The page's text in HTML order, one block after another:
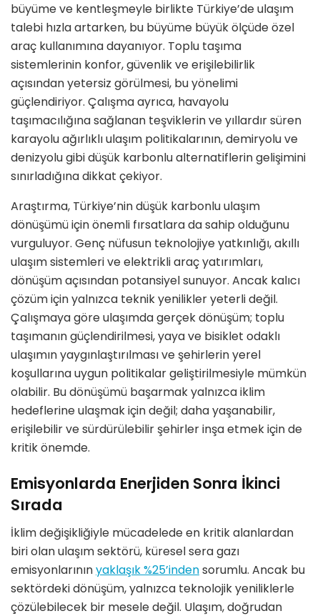
büyüme ve kentleşmeyle birlikte Türkiye’de ulaşım
talebi hızla artarken, bu büyüme büyük ölçüde özel
araç kullanımına dayanıyor. Toplu taşıma
sistemlerinin konfor, güvenlik ve erişilebilirlik
açısından yetersiz görülmesi, bu yönelimi
güçlendiriyor. Çalışma ayrıca, havayolu
taşımacılığına sağlanan teşviklerin ve yıllardır süren
karayolu ağırlıklı ulaşım politikalarının, demiryolu ve
denizyolu gibi düşük karbonlu alternatiflerin gelişimini
sınırladığına dikkat çekiyor.
Araştırma, Türkiye’nin düşük karbonlu ulaşım
dönüşümü için önemli fırsatlara da sahip olduğunu
vurguluyor. Genç nüfusun teknolojiye yatkınlığı, akıllı
ulaşım sistemleri ve elektrikli araç yatırımları,
dönüşüm açısından potansiyel sunuyor. Ancak kalıcı
çözüm için yalnızca teknik yenilikler yeterli değil.
Çalışmaya göre ulaşımda gerçek dönüşüm; toplu
taşımanın güçlendirilmesi, yaya ve bisiklet odaklı
ulaşımın yaygınlaştırılması ve şehirlerin yerel
koşullarına uygun politikalar geliştirilmesiyle mümkün
olabilir. Bu dönüşümü başarmak yalnızca iklim
hedeflerine ulaşmak için değil; daha yaşanabilir,
erişilebilir ve sürdürülebilir şehirler inşa etmek için de
kritik önemde.
Emisyonlarda Enerjiden Sonra İkinci
Sırada
İklim değişikliğiyle mücadelede en kritik alanlardan
biri olan ulaşım sektörü, küresel sera gazı
emisyonlarınınyaklaşık %25’indensorumlu. Ancak bu
sektördeki dönüşüm, yalnızca teknolojik yeniliklerle
çözülebilecek bir mesele değil. Ulaşım, doğrudan